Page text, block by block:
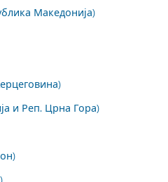
Македонија)
и Реп. Црна Гора)